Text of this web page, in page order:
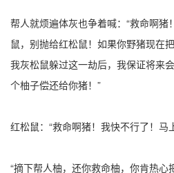
帮人就烦遍体灰也争着喊：“救命啊
鼠，别抛给红松鼠！如果你野猪现在
我灰松鼠躲过这一劫后，我保证将来
个柚子偿还给你猪！”
红松鼠：“救命啊猪！我快不行了！马
“摘下帮人柚，还你救命柚，你肯热